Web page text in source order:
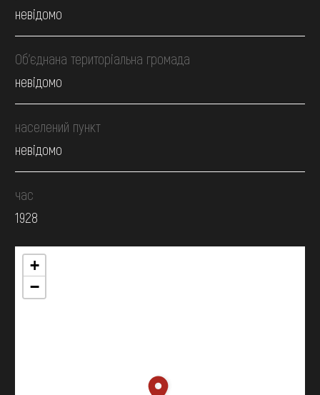
невідомо
Об’єднана територіальна громада
невідомо
населений пункт
невідомо
час
1928
+
−